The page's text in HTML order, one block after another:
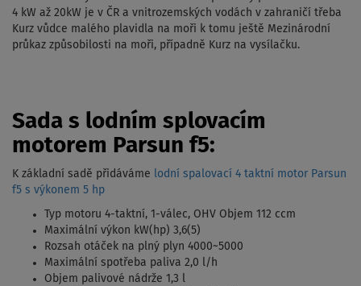
4 kW až 20kW je v ČR a vnitrozemských vodách v zahraničí třeba
Kurz vůdce malého plavidla na moři k tomu ještě Mezinárodní
průkaz způsobilosti na moři, případně Kurz na vysílačku.
Sada s lodním splovacím
motorem Parsun f5:
K základní sadě přidáváme
lodní spalovací 4 taktní motor Parsun
f5 s výkonem 5 hp
Typ motoru 4-taktní, 1-válec, OHV Objem 112 ccm
Maximální výkon kW(hp) 3,6(5)
Rozsah otáček na plný plyn 4000~5000
Maximální spotřeba paliva 2,0 l/h
Objem palivové nádrže 1,3 l